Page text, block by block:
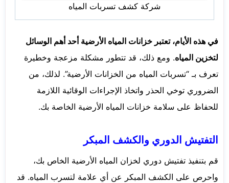
شركة كشف تسربات المياه
في هذه الأيام، تعتبر خزانات المياه الأرضية أحد أهم الوسائل
لتخزين المياه. ومع ذلك، قد تتطور مشكلة مزعجة وخطيرة
تعرف بـ “تسربات المياه من الخزانات الأرضية”. لذلك، من
الضروري توخي الحذر واتخاذ الإجراءات الوقائية اللازمة
للحفاظ على سلامة خزانات المياه الأرضية الخاصة بك.
التفتيش الدوري والكشف المبكر
قم بتنفيذ تفتيش دوري لخزان المياه الأرضية الخاص بك،
واحرص على الكشف المبكر عن أي علامة لتسرب المياه. قد